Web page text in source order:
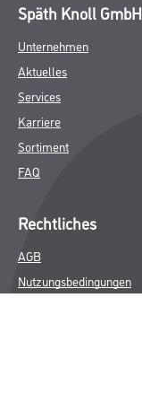
Späth Knoll GmbH
Unternehmen
Aktuelles
Services
Karriere
Sortiment
FAQ
Rechtliches
AGB
Nutzungsbedingungen